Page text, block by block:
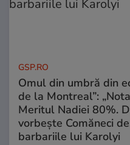
GSP.RO
Omul din umbră din
de la Montreal”:
Meritul Nadiei 80%.
vorbește Comăneci
barbariile lui Karolyi